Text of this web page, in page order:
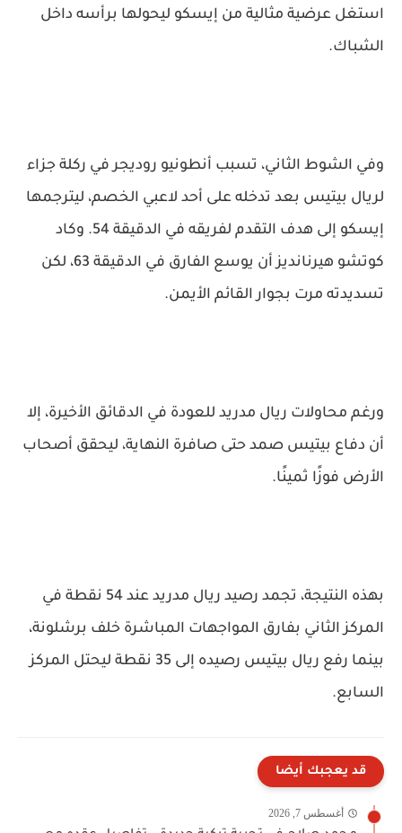
استغل عرضية مثالية من إيسكو ليحولها برأسه داخل
الشباك.
وفي الشوط الثاني، تسبب أنطونيو روديجر في ركلة جزاء
لريال بيتيس بعد تدخله على أحد لاعبي الخصم، ليترجمها
إيسكو إلى هدف التقدم لفريقه في الدقيقة 54. وكاد
كوتشو هيرنانديز أن يوسع الفارق في الدقيقة 63، لكن
تسديدته مرت بجوار القائم الأيمن.
ورغم محاولات ريال مدريد للعودة في الدقائق الأخيرة، إلا
أن دفاع بيتيس صمد حتى صافرة النهاية، ليحقق أصحاب
الأرض فوزًا ثمينًا.
بهذه النتيجة، تجمد رصيد ريال مدريد عند 54 نقطة في
المركز الثاني بفارق المواجهات المباشرة خلف برشلونة،
بينما رفع ريال بيتيس رصيده إلى 35 نقطة ليحتل المركز
السابع.
قد يعجبك أيضا
أغسطس 7, 2026